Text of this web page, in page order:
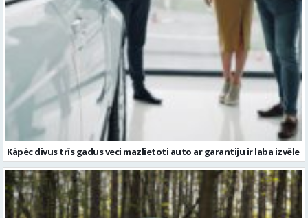
Kāpēc divus trīs gadus veci mazlietoti auto ar garantiju ir laba izvēle